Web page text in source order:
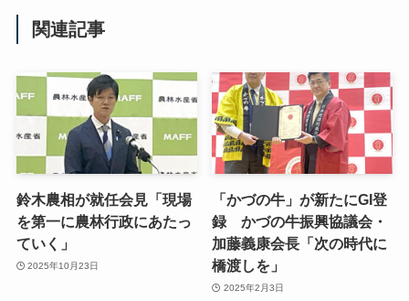
関連記事
鈴木農相が就任会見「現場
を第一に農林行政にあたっ
ていく」
2025年10月23日
「かづの牛」が新たにGI登
録 かづの牛振興協議会・
加藤義康会長「次の時代に
橋渡しを」
2025年2月3日